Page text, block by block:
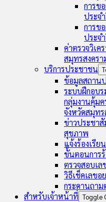
การข
ประจ
การข
ประจ
ค่าตรวจวิเค
สมุทรสงครา
บริการประชาชน
ข้อมูลสถาน
ระบบฝึกอบ
กลุ่มงานคุ้ม
จังหวัดสมุทร
ข่าวประชา
สุขภาพ
แจ้งร้องเรี
ขั้นตอนการ
ตรวจสอบเล
วิธีเช็คเลขอ
กระดานถา
สำหรับเจ้าหน้าที่ Toggle